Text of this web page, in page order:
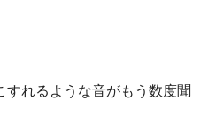
れるような音がもう数度聞